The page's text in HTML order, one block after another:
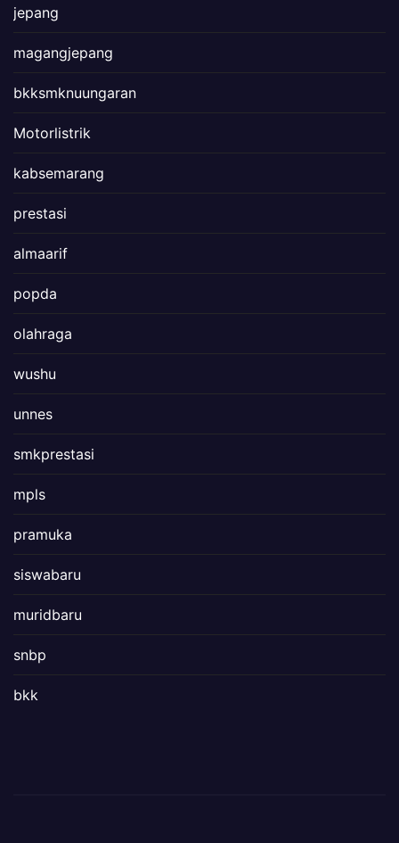
jepang
magangjepang
bkksmknuungaran
Motorlistrik
kabsemarang
prestasi
almaarif
popda
olahraga
wushu
unnes
smkprestasi
mpls
pramuka
siswabaru
muridbaru
snbp
bkk